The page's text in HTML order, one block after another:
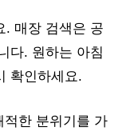
. 매장 검색은 공
다. 원하는 아침
확인하세요.
적한 분위기를 가